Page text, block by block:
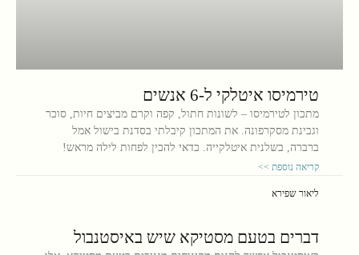
טירמיסו איטלקי ל-6 אנשים
מתכון לטירמיסו – לשונות חתול, קפה וקרם מביצים חיות, סוכר
וגבינת מסקרפונה. את המתכון קיבלתי בסדנת בישול אמל
ברברה, בשלנית איטלקייה. כדאי להכין לפחות לילה מראש!
קריאה נוספת >>
ליאור שפירא
דברים בטעם מסטיקא שיש באיסטנבול